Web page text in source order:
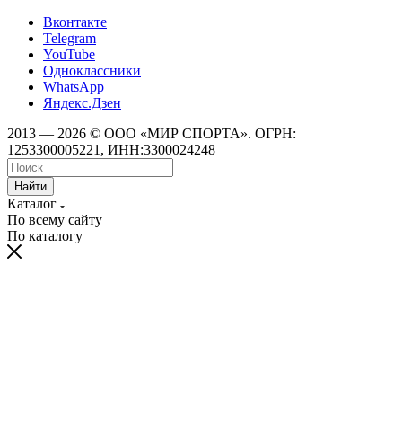
Вконтакте
Telegram
YouTube
Одноклассники
WhatsApp
Яндекс.Дзен
2013 — 2026 © ООО «МИР СПОРТА». ОГРН:
1253300005221, ИНН:3300024248
Найти
Каталог
По всему сайту
По каталогу